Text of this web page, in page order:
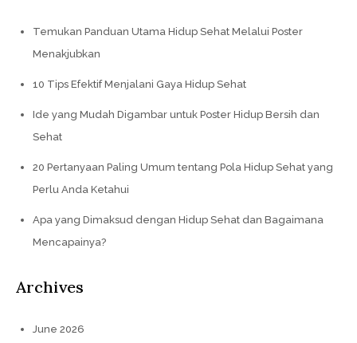
Temukan Panduan Utama Hidup Sehat Melalui Poster
Menakjubkan
10 Tips Efektif Menjalani Gaya Hidup Sehat
Ide yang Mudah Digambar untuk Poster Hidup Bersih dan
Sehat
20 Pertanyaan Paling Umum tentang Pola Hidup Sehat yang
Perlu Anda Ketahui
Apa yang Dimaksud dengan Hidup Sehat dan Bagaimana
Mencapainya?
Archives
June 2026